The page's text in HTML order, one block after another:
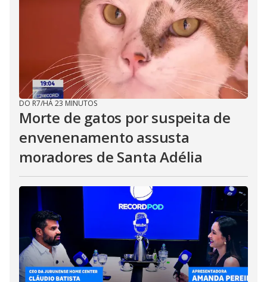
DO R7/HÁ 23 MINUTOS
Morte de gatos por suspeita de
envenenamento assusta
moradores de Santa Adélia